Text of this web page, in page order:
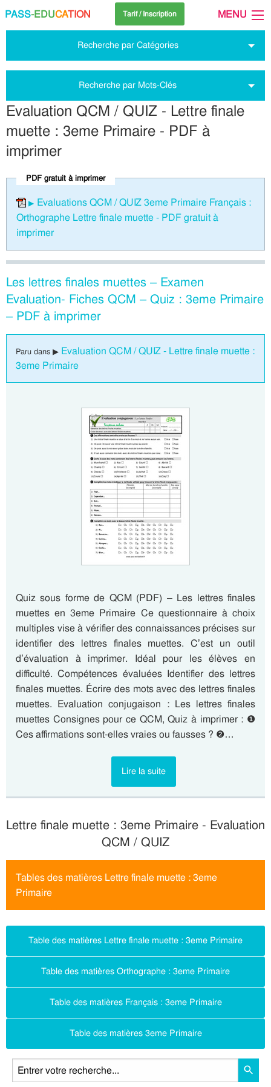
PASS-EDUCATION Tarif / Inscription MENU
Recherche par Catégories
Recherche par Mots-Clés
Evaluation QCM / QUIZ - Lettre finale
muette : 3eme Primaire - PDF à
imprimer
PDF gratuit à imprimer
Evaluations QCM / QUIZ 3eme Primaire Français :
Orthographe Lettre finale muette - PDF gratuit à
imprimer
Les lettres finales muettes – Examen
Evaluation- Fiches QCM – Quiz : 3eme Primaire
– PDF à imprimer
Paru dans ▶ Evaluation QCM / QUIZ - Lettre finale muette :
3eme Primaire
Quiz sous forme de QCM (PDF) – Les lettres finales
muettes en 3eme Primaire Ce questionnaire à choix
multiples vise à vérifier des connaissances précises sur
identifier des lettres finales muettes. C’est un outil
d’évaluation à imprimer. Idéal pour les élèves en
difficulté. Compétences évaluées Identifier des lettres
finales muettes. Écrire des mots avec des lettres finales
muettes. Evaluation conjugaison : Les lettres finales
muettes Consignes pour ce QCM, Quiz à imprimer : ❶
Ces affirmations sont-elles vraies ou fausses ? ❷…
Lire la suite
Lettre finale muette : 3eme Primaire - Evaluation
QCM / QUIZ
Tables des matières Lettre finale muette : 3eme
Primaire
Table des matières Lettre finale muette : 3eme Primaire
Table des matières Orthographe : 3eme Primaire
Table des matières Français : 3eme Primaire
Table des matières 3eme Primaire